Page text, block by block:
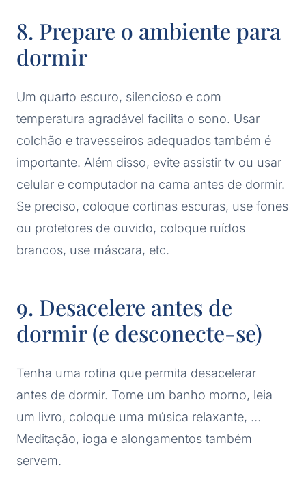
8. Prepare o ambiente para
dormir
Um quarto escuro, silencioso e com
temperatura agradável facilita o sono. Usar
colchão e travesseiros adequados também é
importante. Além disso, evite assistir tv ou usar
celular e computador na cama antes de dormir.
Se preciso, coloque cortinas escuras, use fones
ou protetores de ouvido, coloque ruídos
brancos, use máscara, etc.
9. Desacelere antes de
dormir (e desconecte-se)
Tenha uma rotina que permita desacelerar
antes de dormir. Tome um banho morno, leia
um livro, coloque uma música relaxante, …
Meditação, ioga e alongamentos também
servem.